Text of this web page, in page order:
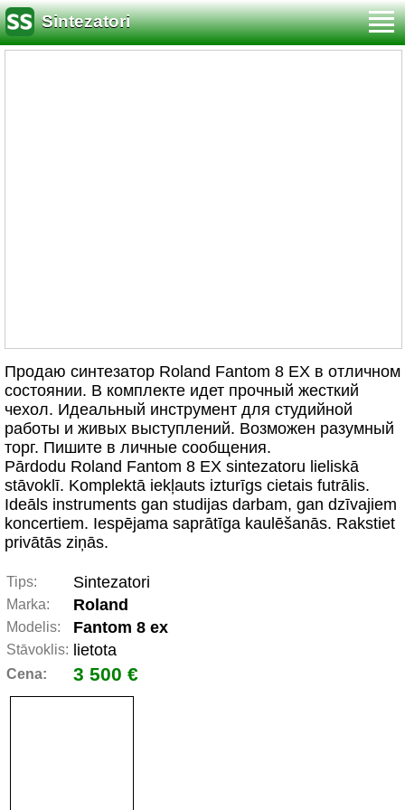
Sintezatori
Продаю синтезатор Roland Fantom 8 EX в отличном
состоянии. В комплекте идет прочный жесткий
чехол. Идеальный инструмент для студийной
работы и живых выступлений. Возможен разумный
торг. Пишите в личные сообщения.
Pārdodu Roland Fantom 8 EX sintezatoru lieliskā
stāvoklī. Komplektā iekļauts izturīgs cietais futrālis.
Ideāls instruments gan studijas darbam, gan dzīvajiem
koncertiem. Iespējama saprātīga kaulēšanās. Rakstiet
privātās ziņās.
Tips: Sintezatori
Marka: Roland
Modelis: Fantom 8 ex
Stāvoklis: lietota
Cena: 3 500 €